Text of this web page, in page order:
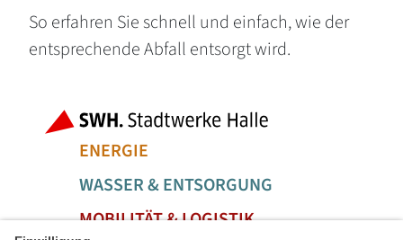
So erfahren Sie schnell und einfach, wie der
entsprechende Abfall entsorgt wird.
Bereiche der
ENERGIE
WASSER & ENTSORGUNG
MOBILITÄT & LOGISTIK